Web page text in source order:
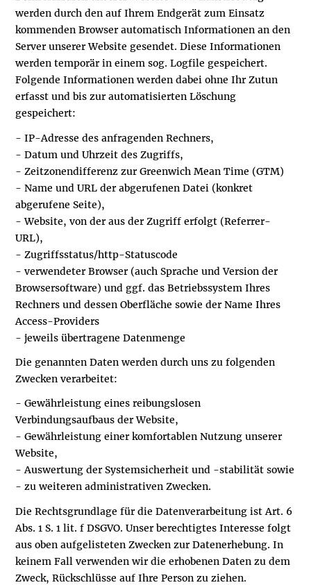
werden durch den auf Ihrem Endgerät zum Einsatz
kommenden Browser automatisch Informationen an den
Server unserer Website gesendet. Diese Informationen
werden temporär in einem sog. Logfile gespeichert.
Folgende Informationen werden dabei ohne Ihr Zutun
erfasst und bis zur automatisierten Löschung
gespeichert:
- IP-Adresse des anfragenden Rechners,
- Datum und Uhrzeit des Zugriffs,
- Zeitzonendifferenz zur Greenwich Mean Time (GTM)
- Name und URL der abgerufenen Datei (konkret
abgerufene Seite),
- Website, von der aus der Zugriff erfolgt (Referrer-
URL),
- Zugriffsstatus/http-Statuscode
- verwendeter Browser (auch Sprache und Version der
Browsersoftware) und ggf. das Betriebssystem Ihres
Rechners und dessen Oberfläche sowie der Name Ihres
Access-Providers
- jeweils übertragene Datenmenge
Die genannten Daten werden durch uns zu folgenden
Zwecken verarbeitet:
- Gewährleistung eines reibungslosen
Verbindungsaufbaus der Website,
- Gewährleistung einer komfortablen Nutzung unserer
Website,
- Auswertung der Systemsicherheit und -stabilität sowie
- zu weiteren administrativen Zwecken.
Die Rechtsgrundlage für die Datenverarbeitung ist Art. 6
Abs. 1 S. 1 lit. f DSGVO. Unser berechtigtes Interesse folgt
aus oben aufgelisteten Zwecken zur Datenerhebung. In
keinem Fall verwenden wir die erhobenen Daten zu dem
Zweck, Rückschlüsse auf Ihre Person zu ziehen.